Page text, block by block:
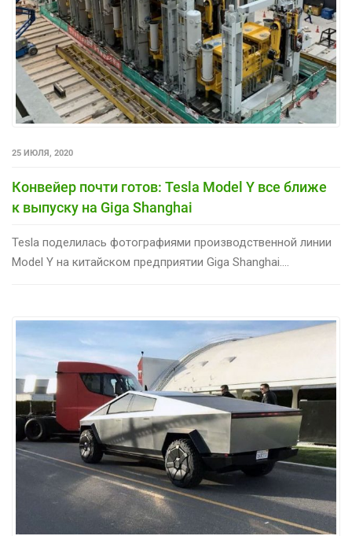
25 ИЮЛЯ, 2020
Конвейер почти готов: Tesla Model Y все ближе
к выпуску на Giga Shanghai
Tesla поделилась фотографиями производственной линии
Model Y на китайском предприятии Giga Shanghai....